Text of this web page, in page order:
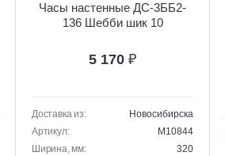
Часы настенные ДС-3ББ2-
136 Шебби шик 10
5 170 ₽
Доставка из:
Новосибирска
Артикул:
M10844
Ширина, мм:
320